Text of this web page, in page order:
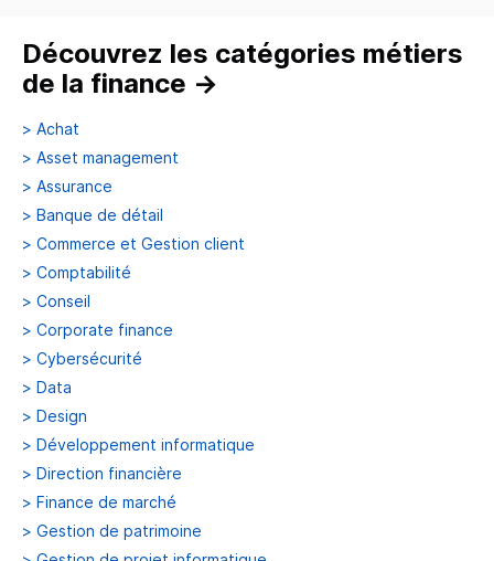
Découvrez les catégories métiers
de la finance →
> Achat
> Asset management
> Assurance
> Banque de détail
> Commerce et Gestion client
> Comptabilité
> Conseil
> Corporate finance
> Cybersécurité
> Data
> Design
> Développement informatique
> Direction financière
> Finance de marché
> Gestion de patrimoine